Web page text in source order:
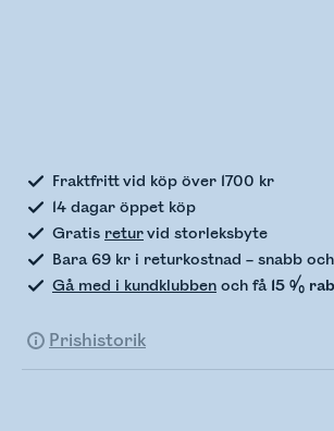
Fraktfritt vid köp över 1700 kr
14 dagar öppet köp
Gratis returvid storleksbyte
Bara 69 kr i returkostnad – snabb
Gå med i kundklubben och få 15 %
Prishistorik